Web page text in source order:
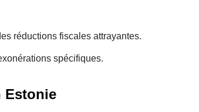
réductions fiscales attrayantes.
spécifiques.
Estonie